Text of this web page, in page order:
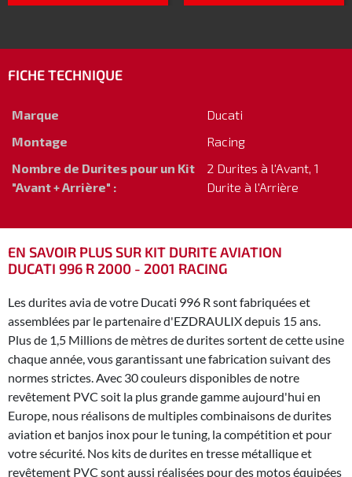
FICHE TECHNIQUE
Marque
Ducati
Montage
Racing
Nombre de Durites pour un Kit
"Avant + Arrière" :
2 Durites à l'Avant, 1
Durite à l'Arrière
EN SAVOIR PLUS SUR KIT DURITE AVIATION
DUCATI 996 R 2000 - 2001 RACING
Les durites avia de votre Ducati 996 R sont fabriquées et
assemblées par le partenaire d'EZDRAULIX depuis 15 ans.
Plus de 1,5 Millions de mètres de durites sortent de cette usine
chaque année, vous garantissant une fabrication suivant des
normes strictes. Avec 30 couleurs disponibles de notre
revêtement PVC soit la plus grande gamme aujourd'hui en
Europe, nous réalisons de multiples combinaisons de durites
aviation et banjos inox pour le tuning, la compétition et pour
votre sécurité. Nos kits de durites en tresse métallique et
revêtement PVC sont aussi réalisées pour des motos équipées